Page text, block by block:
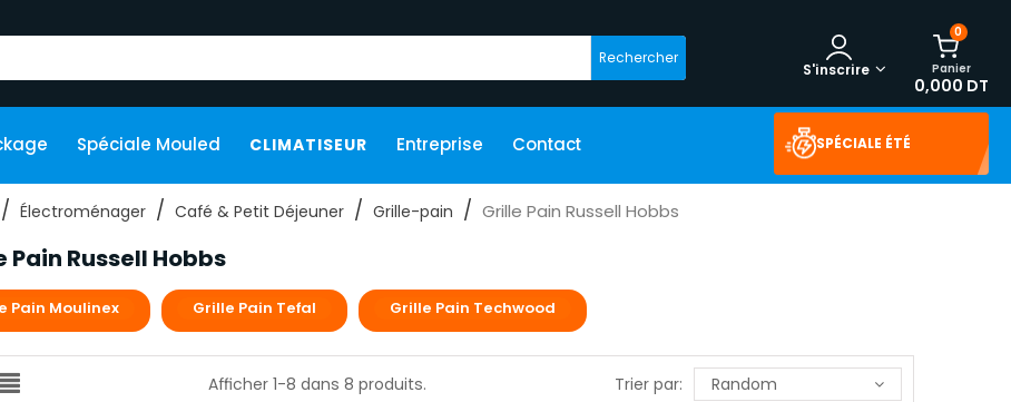
Rechercher
0
Panier
0,000 DT
S'inscrire
Spéciale Mouled CLIMATISEUR Entreprise Contact SPÉCIALE ÉTÉ
Électroménager Café & Petit Déjeuner Grille-pain Grille Pain Russell Hobbs
Pain Russell Hobbs
Pain Moulinex Grille Pain Tefal Grille Pain Techwood
Afficher 1-8 dans 8 produits. Trier par: Random